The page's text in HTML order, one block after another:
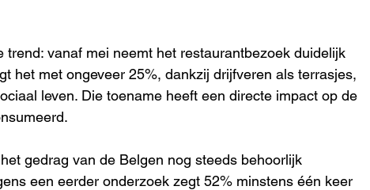
trend: vanaf mei neemt het restaurantbezoek duidelijk
het met ongeveer 25%, dankzij drijfveren als terrasjes,
leven. Die toename heeft een directe impact op de
gedrag van de Belgen nog steeds behoorlijk
een eerder onderzoek zegt 52% minstens één keer